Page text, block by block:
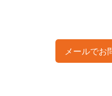
メールでお